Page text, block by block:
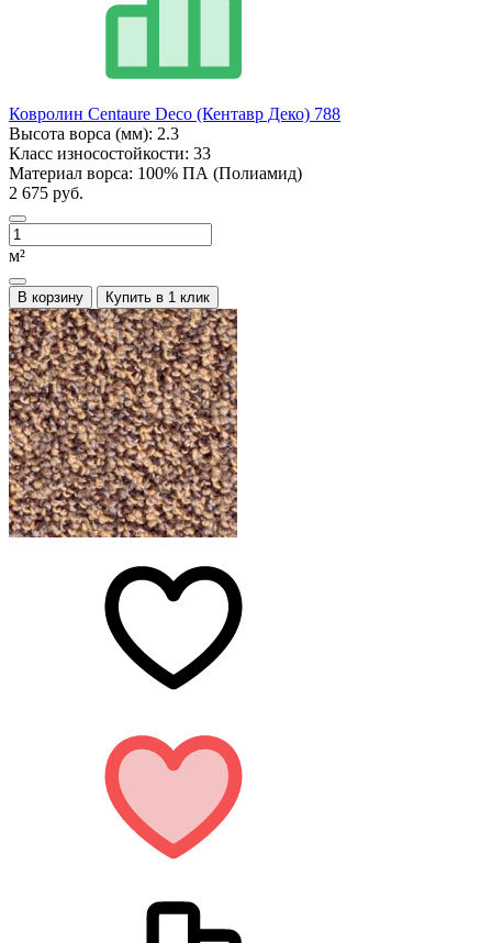
Ковролин Centaure Deco (Кентавр Деко) 788
Высота ворса (мм): 2.3
Класс износостойкости: 33
Материал ворса: 100% ПА (Полиамид)
2 675 руб.
м²
В корзину Купить в 1 клик